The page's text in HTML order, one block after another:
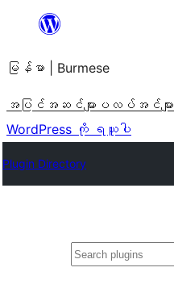
အကြောင်းအရာ
ကျော်သွား
ရန်
မြန်မာ | Burmese
အပြင်အဆင်များ ပလပ်အင်များ
WordPress ကို ရယူပါ
Plugin Directory
ရှာ